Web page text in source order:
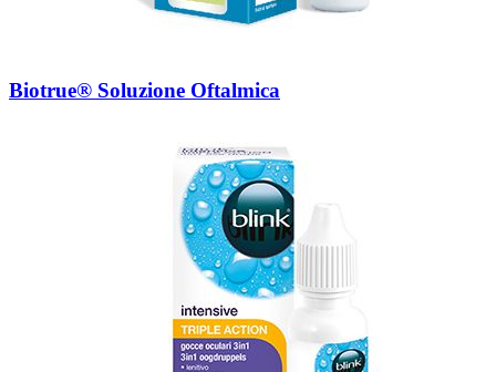
Biotrue® Soluzione Oftalmica